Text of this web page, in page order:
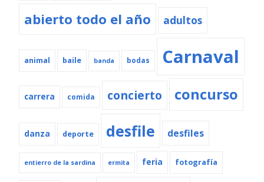
abierto todo el año adultos
animal baile banda bodas Carnaval
carrera comida concierto concurso
danza deporte desfile desfiles
entierro de la sardina ermita feria fotografía